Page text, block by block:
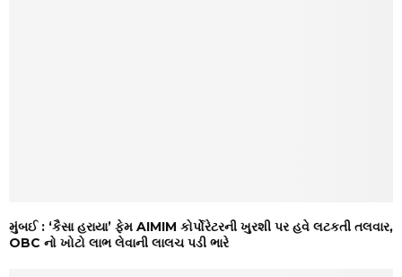
મુંબઈ : ‘કૈસા હરાયા’ ફેમ AIMIM કોર્પોરેટરની ખુરશી પર હવે લટકતી તલવાર,
OBC નો ખોટો લાભ લેવાની લાલચ પડી ભારે